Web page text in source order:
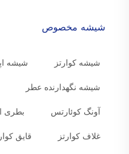
شیشه مخصوص
شیشه کوارتز شیشه
شیشه نگهدارنده عطر
آونگ کوئارتس بطری
غلاف کوارتز قایق